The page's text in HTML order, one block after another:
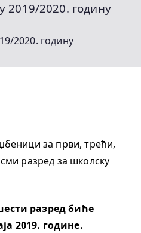
se-
2019/2020. годину
2020. годину
за први, трећи,
разред за школску
разред биће
2019. године.